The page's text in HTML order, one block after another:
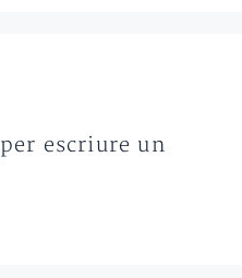
per escriure un